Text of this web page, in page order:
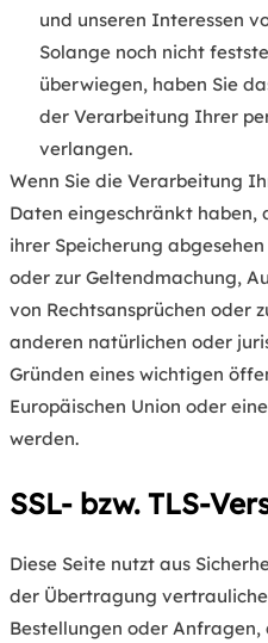
und unseren Interessen
Solange noch nicht
überwiegen, haben Sie
der Verarbeitung Ihrer
verlangen.
Wenn Sie die Verarbeitung
Daten eingeschränkt haben,
ihrer Speicherung
oder zur Geltendmachung,
von Rechtsansprüchen oder
anderen natürlichen oder
Gründen eines wichtigen
Europäischen Union oder
werden.
SSL- bzw. TLS-
Diese Seite nutzt aus
der Übertragung
Bestellungen oder Anfragen,